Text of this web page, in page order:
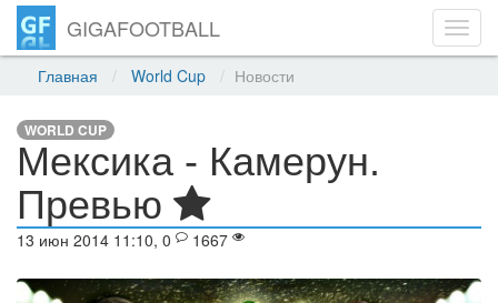
GIGAFOOTBALL
Главная World Cup Новости
WORLD CUP
Мексика - Камерун.
Превью
13 июн 2014 11:10, 0 1667